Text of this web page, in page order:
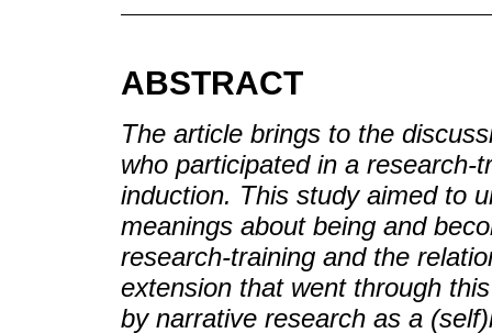
ABSTRACT
The article brings to the
who participated in a research-
induction. This study aimed to
meanings about being and
research-training and the
extension that went through
by narrative research as a